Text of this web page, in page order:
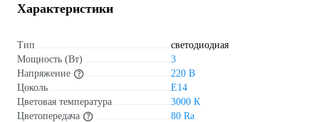
Характеристики
Тип
светодиодная
Мощность (Вт)
3
Напряжение
220 В
Цоколь
E14
Цветовая температура
3000 К
Цветопередача
80 Ra